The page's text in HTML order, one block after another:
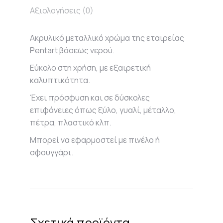
Αξιολογήσεις (0)
Ακρυλικό μεταλλικό χρώμα της εταιρείας
Pentart βάσεως νερού.
Εύκολο στη χρήση, με εξαιρετική
καλυπτικότητα.
Έχει πρόσφυση και σε δύσκολες
επιφάνειες όπως ξύλο, γυαλί, μέταλλο,
πέτρα, πλαστικό κλπ.
Μπορεί να εφαρμοστεί με πινέλο ή
σφουγγάρι.